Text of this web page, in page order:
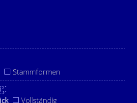
Stammformen
Vollständig